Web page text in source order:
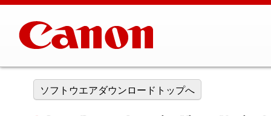
ソフトウエアダウンロードトップへ